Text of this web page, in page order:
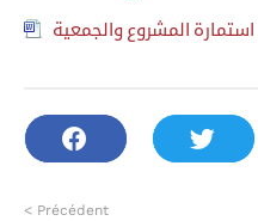
استمارة المشروع والجمعية
< Précédent